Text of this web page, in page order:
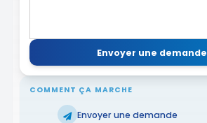
Envoyer une demande
COMMENT ÇA MARCHE
Envoyer une demande